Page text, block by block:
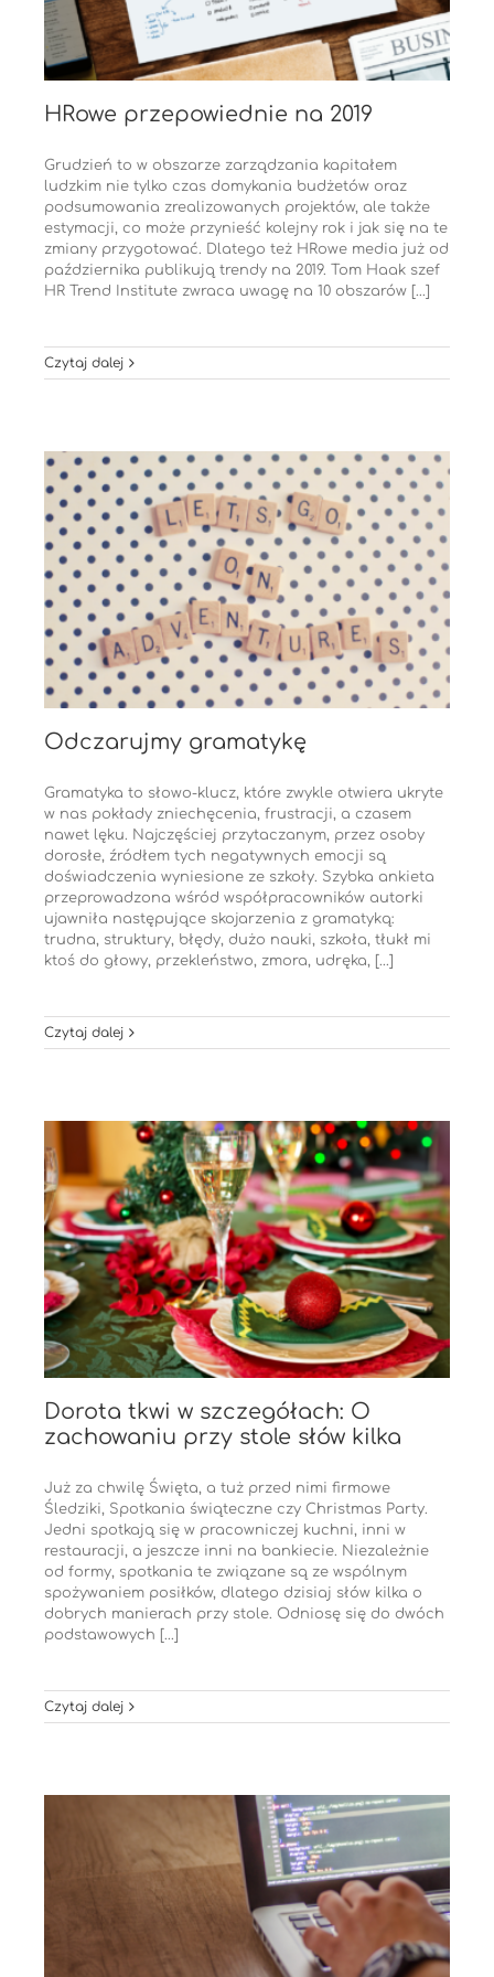
HRowe przepowiednie na 2019
Grudzień to w obszarze zarządzania kapitałem
ludzkim nie tylko czas domykania budżetów oraz
podsumowania zrealizowanych projektów, ale także
estymacji, co może przynieść kolejny rok i jak się na te
zmiany przygotować. Dlatego też HRowe media już od
października publikują trendy na 2019. Tom Haak szef
HR Trend Institute zwraca uwagę na 10 obszarów [...]
Czytaj dalej
Odczarujmy gramatykę
Gramatyka to słowo-klucz, które zwykle otwiera ukryte
w nas pokłady zniechęcenia, frustracji, a czasem
nawet lęku. Najczęściej przytaczanym, przez osoby
dorosłe, źródłem tych negatywnych emocji są
doświadczenia wyniesione ze szkoły. Szybka ankieta
przeprowadzona wśród współpracowników autorki
ujawniła następujące skojarzenia z gramatyką:
trudna, struktury, błędy, dużo nauki, szkoła, tłukł mi
ktoś do głowy, przekleństwo, zmora, udręka, [...]
Czytaj dalej
Dorota tkwi w szczegółach: O
zachowaniu przy stole słów kilka
Już za chwilę Święta, a tuż przed nimi firmowe
Śledziki, Spotkania świąteczne czy Christmas Party.
Jedni spotkają się w pracowniczej kuchni, inni w
restauracji, a jeszcze inni na bankiecie. Niezależnie
od formy, spotkania te związane są ze wspólnym
spożywaniem posiłków, dlatego dzisiaj słów kilka o
dobrych manierach przy stole. Odniosę się do dwóch
podstawowych [...]
Czytaj dalej